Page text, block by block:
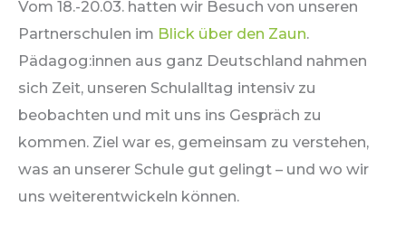
Vom 18.-20.03. hatten wir Besuch von unseren
Partnerschulen im Blick über den Zaun.
Pädagog:innen aus ganz Deutschland nahmen
sich Zeit, unseren Schulalltag intensiv zu
beobachten und mit uns ins Gespräch zu
kommen. Ziel war es, gemeinsam zu verstehen,
was an unserer Schule gut gelingt – und wo wir
uns weiterentwickeln können.